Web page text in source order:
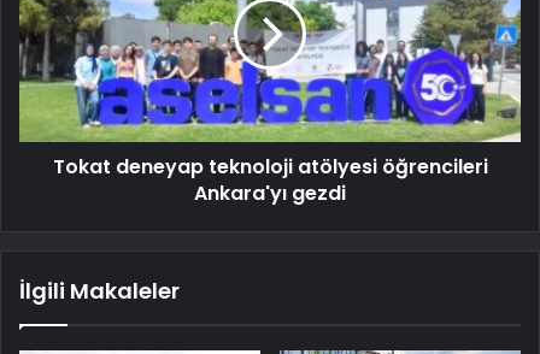
Tokat deneyap teknoloji atölyesi öğrencileri
Ankara'yı gezdi
İlgili Makaleler